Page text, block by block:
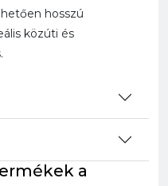
hosszú
közúti és
a